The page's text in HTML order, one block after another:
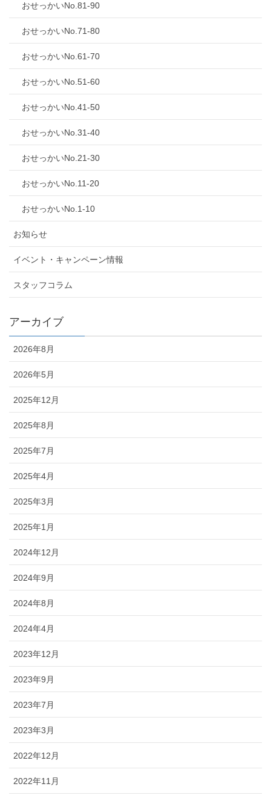
おせっかいNo.81-90
おせっかいNo.71-80
おせっかいNo.61-70
おせっかいNo.51-60
おせっかいNo.41-50
おせっかいNo.31-40
おせっかいNo.21-30
おせっかいNo.11-20
おせっかいNo.1-10
お知らせ
イベント・キャンペーン情報
スタッフコラム
アーカイブ
2026年8月
2026年5月
2025年12月
2025年8月
2025年7月
2025年4月
2025年3月
2025年1月
2024年12月
2024年9月
2024年8月
2024年4月
2023年12月
2023年9月
2023年7月
2023年3月
2022年12月
2022年11月